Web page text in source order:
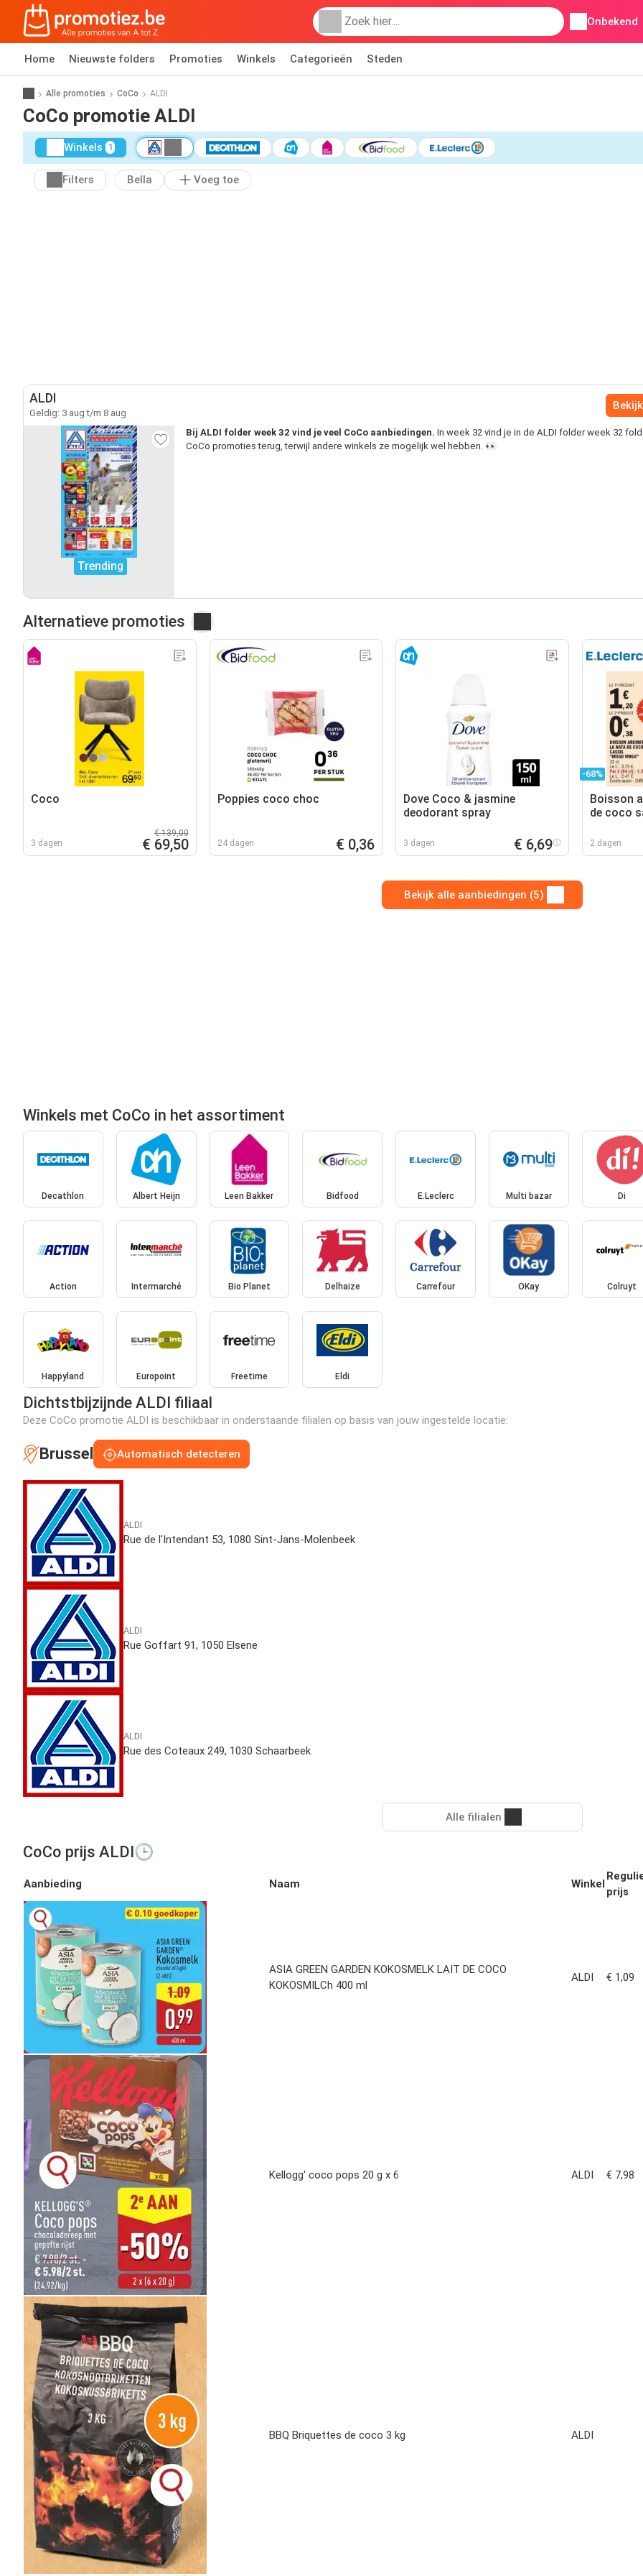
Onbekend
Home Nieuwste folders Promoties Winkels Categorieën Steden
Alle promoties CoCo ALDI
CoCo promotie ALDI
Winkels 1
Filters Bella Voeg toe
ALDI
Geldig: 3 aug t/m 8 aug
Trending
Bij ALDI folder week 32 vind je veel CoCo aanbiedingen. In week 32 vind je in de ALDI folder week 32
CoCo promoties terug, terwijl andere winkels ze mogelijk wel hebben. 👀
Alternatieve promoties
Coco
3 dagen
€ 139,00
€ 69,50
Poppies coco choc
24 dagen € 0,36
Dove Coco & jasmine
deodorant spray
3 dagen € 6,69
-68%
Boisson
de coco
2 dagen
Bekijk alle aanbiedingen (5)
Winkels met CoCo in het assortiment
Decathlon Albert Heijn Leen Bakker Bidfood E.Leclerc Multi bazar Di
Action Intermarché Bio Planet Delhaize Carrefour OKay Colruyt
Happyland Europoint Freetime Eldi
Dichtstbijzijnde ALDI filiaal
Deze CoCo promotie ALDI is beschikbaar in onderstaande filialen op basis van jouw ingestelde locatie:
Brussel Automatisch detecteren
ALDI
Rue de l'Intendant 53, 1080 Sint-Jans-Molenbeek
ALDI
Rue Goffart 91, 1050 Elsene
ALDI
Rue des Coteaux 249, 1030 Schaarbeek
Alle filialen
CoCo prijs ALDI🕒
Aanbieding Naam Winkel
prijs
ASIA GREEN GARDEN KOKOSMELK LAIT DE COCO
KOKOSMILCh 400 ml
ALDI € 1,09
Kellogg' coco pops 20 g x 6 ALDI € 7,98
BBQ Briquettes de coco 3 kg ALDI